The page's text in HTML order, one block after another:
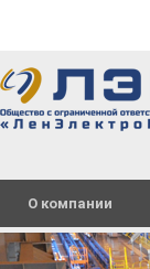
О компании